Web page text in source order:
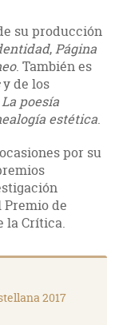
su producción
,Página
. También es
y de los
La poesía
estética.
por su
Premio de
la Crítica.
2017